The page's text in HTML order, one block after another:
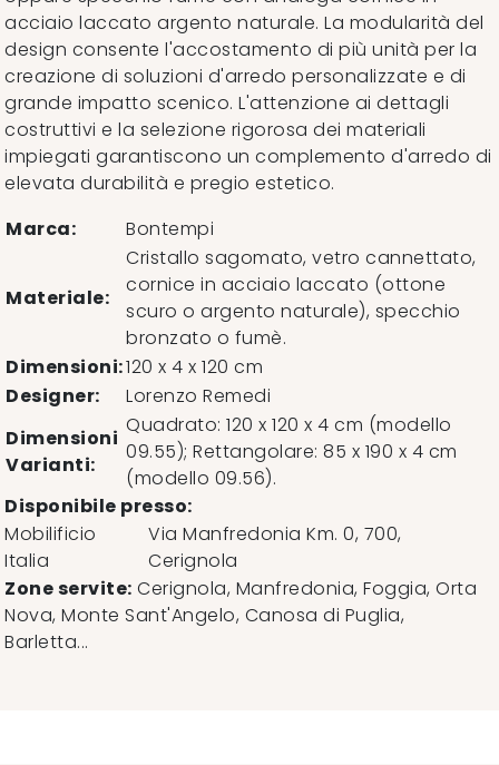
acciaio laccato argento naturale. La modularità del
design consente l'accostamento di più unità per la
creazione di soluzioni d'arredo personalizzate e di
grande impatto scenico. L'attenzione ai dettagli
costruttivi e la selezione rigorosa dei materiali
impiegati garantiscono un complemento d'arredo di
elevata durabilità e pregio estetico.
Marca:
Bontempi
Materiale:
Cristallo sagomato, vetro cannettato,
cornice in acciaio laccato (ottone
scuro o argento naturale), specchio
bronzato o fumè.
Dimensioni:120 x 4 x 120 cm
Designer:
Lorenzo Remedi
Dimensioni
Varianti:
Quadrato: 120 x 120 x 4 cm (modello
09.55); Rettangolare: 85 x 190 x 4 cm
(modello 09.56).
Disponibile presso:
Mobilificio
Italia
Via Manfredonia Km. 0, 700,
Cerignola
Zone servite: Cerignola, Manfredonia, Foggia, Orta
Nova, Monte Sant'Angelo, Canosa di Puglia,
Barletta...